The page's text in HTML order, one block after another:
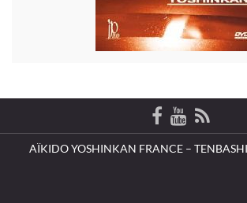
AÏKIDO YOSHINKAN FRANCE –